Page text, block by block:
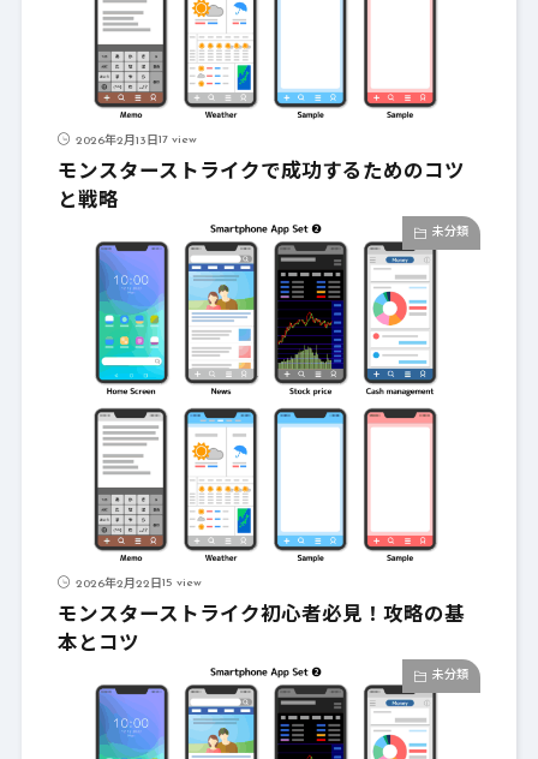
2026年2月13日17 view
モンスターストライクで成功するためのコツ
と戦略
未分類
2026年2月22日15 view
モンスターストライク初心者必見！攻略の基
本とコツ
未分類